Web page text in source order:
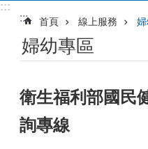
:::
:::
首頁 線上服務
婦幼專區
衛生福利部國民
詢專線